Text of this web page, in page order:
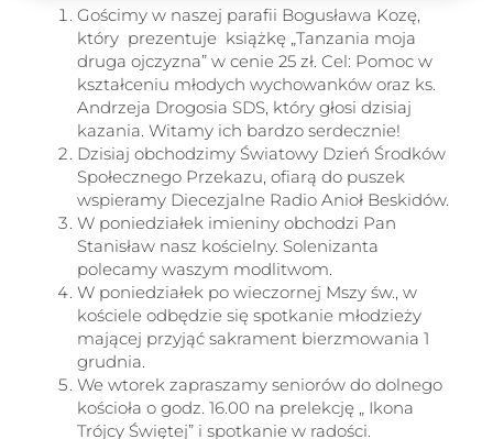
Gościmy w naszej parafii Bogusława Kozę,
który prezentuje książkę „Tanzania moja
druga ojczyzna” w cenie 25 zł. Cel: Pomoc w
kształceniu młodych wychowanków oraz ks.
Andrzeja Drogosia SDS, który głosi dzisiaj
kazania. Witamy ich bardzo serdecznie!
Dzisiaj obchodzimy Światowy Dzień Środków
Społecznego Przekazu, ofiarą do puszek
wspieramy Diecezjalne Radio Anioł Beskidów.
W poniedziałek imieniny obchodzi Pan
Stanisław nasz kościelny. Solenizanta
polecamy waszym modlitwom.
W poniedziałek po wieczornej Mszy św., w
kościele odbędzie się spotkanie młodzieży
mającej przyjąć sakrament bierzmowania 1
grudnia.
We wtorek zapraszamy seniorów do dolnego
kościoła o godz. 16.00 na prelekcję „ Ikona
Trójcy Świętej” i spotkanie w radości.